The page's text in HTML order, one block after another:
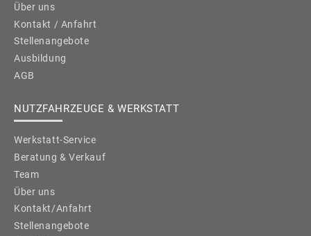
Über uns
Kontakt / Anfahrt
Stellenangebote
Ausbildung
AGB
NUTZFAHRZEUGE & WERKSTATT
Werkstatt-Service
Beratung & Verkauf
Team
Über uns
Kontakt/Anfahrt
Stellenangebote